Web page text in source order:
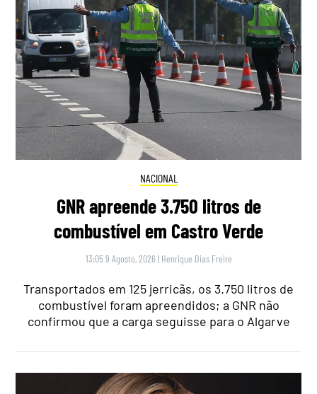
NACIONAL
GNR apreende 3.750 litros de
combustível em Castro Verde
13:05 9 Agosto, 2026 | Henrique Dias Freire
Transportados em 125 jerricãs, os 3.750 litros de
combustível foram apreendidos; a GNR não
confirmou que a carga seguisse para o Algarve